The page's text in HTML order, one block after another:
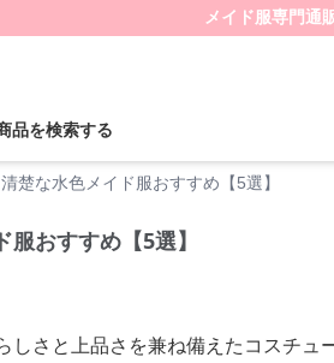
メイド服専門通
品を検索する
清楚な水色メイド服おすすめ【5選】
おすすめ【5選】
しさと上品さを兼ね備えたコスチュ